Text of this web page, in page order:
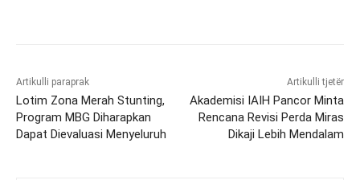
Artikulli paraprak
Lotim Zona Merah Stunting,
Program MBG Diharapkan
Dapat Dievaluasi Menyeluruh
Artikulli tjetër
Akademisi IAIH Pancor Minta
Rencana Revisi Perda Miras
Dikaji Lebih Mendalam